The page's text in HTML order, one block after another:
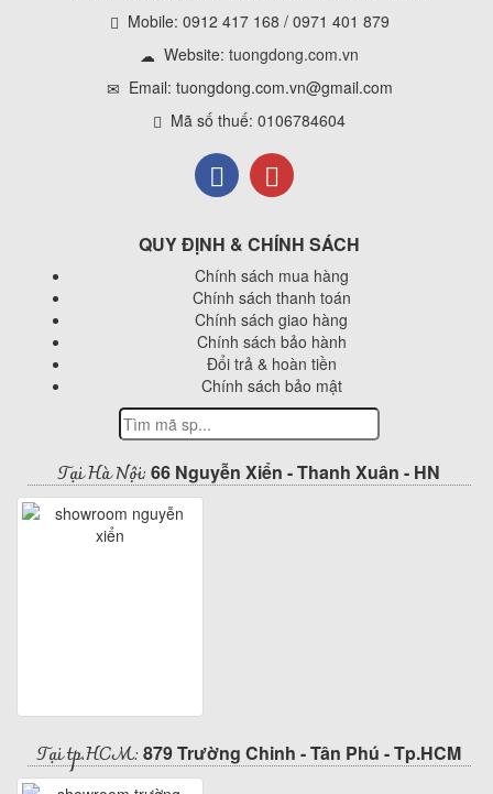
Mobile: 0912 417 168 / 0971 401 879
Website: tuongdong.com.vn
Email: tuongdong.com.vn@gmail.com
Mã số thuế: 0106784604
QUY ĐỊNH & CHÍNH SÁCH
Chính sách mua hàng
Chính sách thanh toán
Chính sách giao hàng
Chính sách bảo hành
Đổi trả & hoàn tiền
Chính sách bảo mật
Tại Hà Nội: 66 Nguyễn Xiển - Thanh Xuân - HN
Tại tp.HCM: 879 Trường Chinh - Tân Phú - Tp.HCM